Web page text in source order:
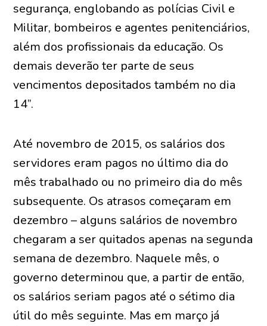
segurança, englobando as polícias Civil e
Militar, bombeiros e agentes penitenciários,
além dos profissionais da educação. Os
demais deverão ter parte de seus
vencimentos depositados também no dia
14”.
Até novembro de 2015, os salários dos
servidores eram pagos no último dia do
mês trabalhado ou no primeiro dia do mês
subsequente. Os atrasos começaram em
dezembro – alguns salários de novembro
chegaram a ser quitados apenas na segunda
semana de dezembro. Naquele mês, o
governo determinou que, a partir de então,
os salários seriam pagos até o sétimo dia
útil do mês seguinte. Mas em março já